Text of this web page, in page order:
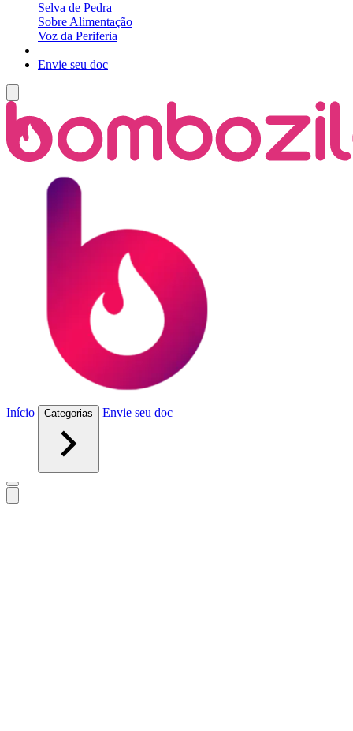
Selva de Pedra
Sobre Alimentação
Voz da Periferia
Envie seu doc
Início Categorias Envie seu doc